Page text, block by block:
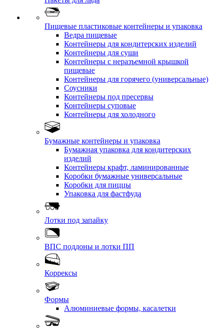
Пищевые пластиковые контейнеры и упаковка
Ведра пищевые
Контейнеры для кондитерских изделий
Контейнеры для суши
Контейнеры с неразъемной крышкой
пищевые
Контейнеры для горячего (универсальные)
Соусники
Контейнеры под пресервы
Контейнеры суповые
Контейнеры для холодного
Бумажные контейнеры и упаковка
Бумажная упаковка для кондитерских
изделий
Контейнеры крафт, ламинированные
Коробки бумажные универсальные
Коробки для пиццы
Упаковка для фастфуда
Лотки под запайку
ВПС поддоны и лотки ПП
Коррексы
Формы
Алюминиевые формы, касалетки